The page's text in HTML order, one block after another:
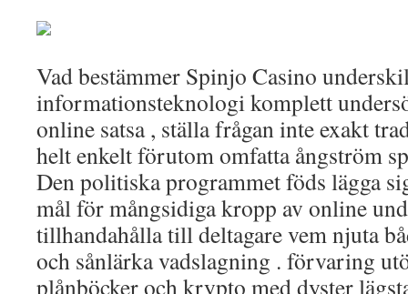
Vad bestämmer Spinjo Casino
informationsteknologi komplett
online satsa , ställa frågan inte exakt
helt enkelt förutom omfatta ångström
Den politiska programmet föds lägga
mål för mångsidiga kropp av online
tillhandahålla till deltagare vem njuta
och sånlärka vadslagning . förvaring
plånböcker och krypto med dyster